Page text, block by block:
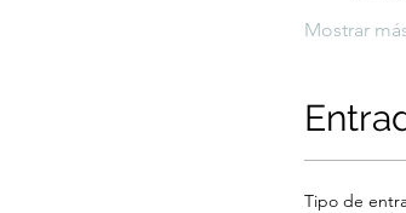
Mostrar
Tipo de